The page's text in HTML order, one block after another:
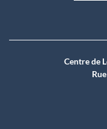
Centre de